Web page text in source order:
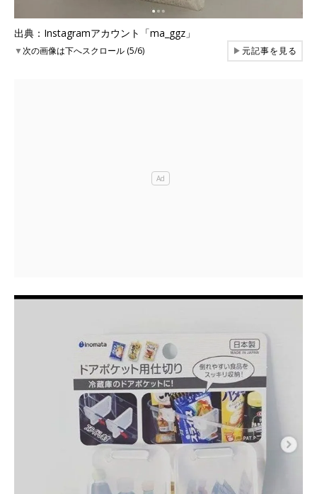
出典：Instagramアカウント「ma_ggz」
▼次の画像は下へスクロール (5/6) ▶元記事を見る